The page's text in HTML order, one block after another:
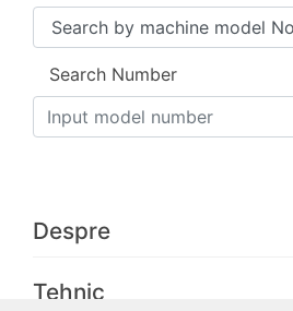
Search Number
Despre
Tehnic